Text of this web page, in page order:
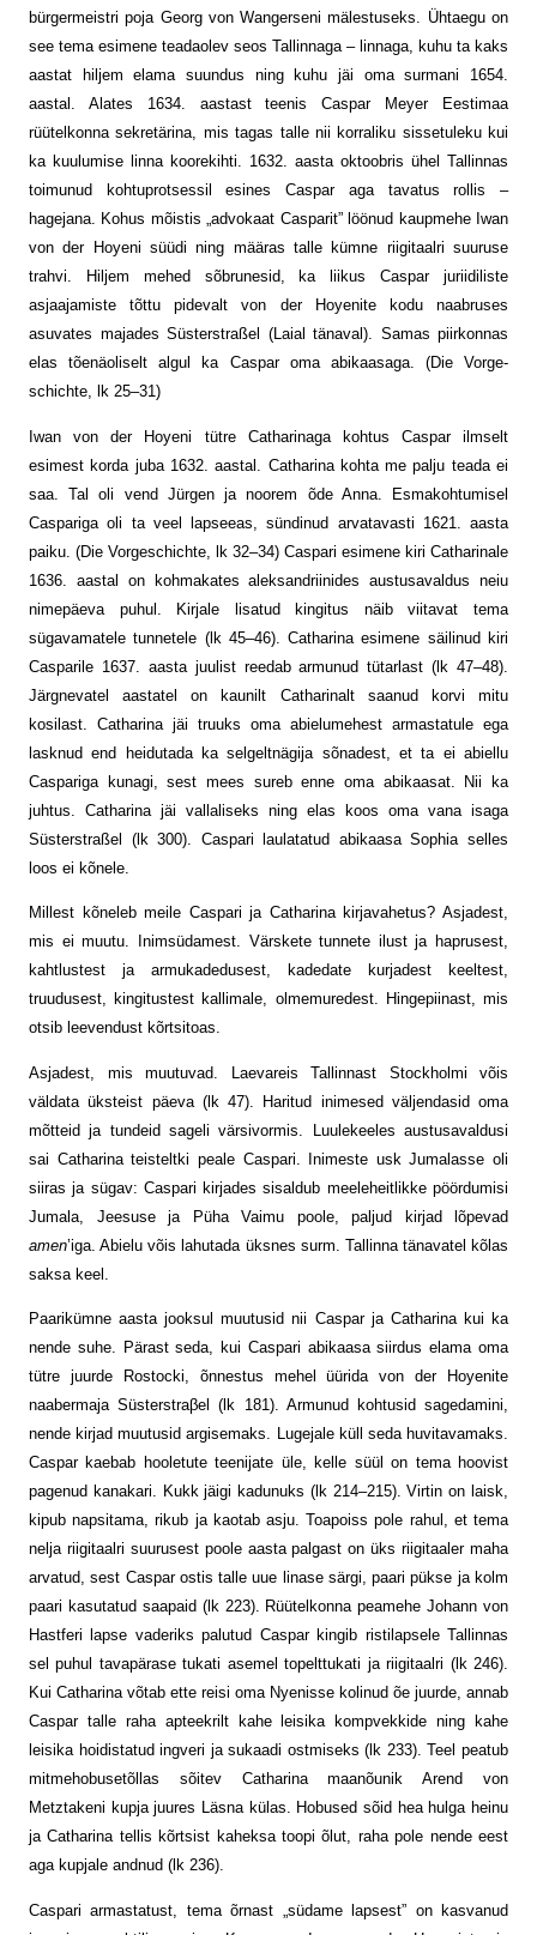
bürgermeistri poja Georg von Wangerseni mälestuseks. Ühtaegu on
see tema esimene teadaolev seos Tallinnaga – linnaga, kuhu ta kaks
aastat hiljem elama suundus ning kuhu jäi oma surmani 1654.
aastal. Alates 1634. aastast teenis Caspar Meyer Eestimaa
rüütelkonna sekretärina, mis tagas talle nii korraliku sissetuleku kui
ka kuulumise linna koorekihti. 1632. aasta oktoobris ühel Tallinnas
toimunud kohtuprotsessil esines Caspar aga tavatus rollis –
hagejana. Kohus mõistis „advokaat Casparit” löönud kaupmehe Iwan
von der Hoyeni süüdi ning määras talle kümne riigitaalri suuruse
trahvi. Hiljem mehed sõbrunesid, ka liikus Caspar juriidiliste
asjaajamiste tõttu pidevalt von der Hoyenite kodu naabruses
asuvates majades Süsterstraßel (Laial tänaval). Samas piirkonnas
elas tõenäoliselt algul ka Caspar oma abikaasaga. (Die Vorge­
schichte, lk 25–31)
Iwan von der Hoyeni tütre Catharinaga kohtus Caspar ilmselt
esimest korda juba 1632. aastal. Catharina kohta me palju teada ei
saa. Tal oli vend Jürgen ja noorem õde Anna. Esmakohtumisel
Caspariga oli ta veel lapseeas, sündinud arvatavasti 1621. aasta
paiku. (Die Vorgeschichte, lk 32–34) Caspari esimene kiri Catharinale
1636. aastal on kohmakates aleksandriinides austusavaldus neiu
nimepäeva puhul. Kirjale lisatud kingitus näib viitavat tema
sügavamatele tunnetele (lk 45–46). Catharina esimene säilinud kiri
Casparile 1637. aasta juulist reedab armunud tütarlast (lk 47–48).
Järgnevatel aastatel on kaunilt Catharinalt saanud korvi mitu
kosilast. Catharina jäi truuks oma abielumehest armastatule ega
lasknud end heidutada ka selgeltnägija sõnadest, et ta ei abiellu
Caspariga kunagi, sest mees sureb enne oma abikaasat. Nii ka
juhtus. Catharina jäi vallaliseks ning elas koos oma vana isaga
Süsterstraßel (lk 300). Caspari laulatatud abikaasa Sophia selles
loos ei kõnele.
Millest kõneleb meile Caspari ja Catharina kirjavahetus? Asjadest,
mis ei muutu. Inimsüdamest. Värskete tunnete ilust ja haprusest,
kahtlustest ja armukadedusest, kadedate kurjadest keeltest,
truudusest, kingitustest kallimale, olmemuredest. Hingepiinast, mis
otsib leevendust kõrtsitoas.
Asjadest, mis muutuvad. Laevareis Tallinnast Stockholmi võis
väldata üksteist päeva (lk 47). Haritud inimesed väljendasid oma
mõtteid ja tundeid sageli värsi­vormis. Luulekeeles austusavaldusi
sai Catharina teisteltki peale Caspari. Inimeste usk Jumalasse oli
siiras ja sügav: Caspari kirjades sisaldub meeleheitlikke pöördumisi
Jumala, Jeesuse ja Püha Vaimu poole, paljud kirjad lõpevad
amen’iga. Abielu võis lahutada üksnes surm. Tallinna tänavatel kõlas
saksa keel.
Paarikümne aasta jooksul muutusid nii Caspar ja Catharina kui ka
nende suhe. Pärast seda, kui Caspari abikaasa siirdus elama oma
tütre juurde Rostocki, õnnestus mehel üürida von der Hoyenite
naabermaja Süsterstraβel (lk 181). Armunud kohtusid sagedamini,
nende kirjad muutusid argisemaks. Lugejale küll seda huvitavamaks.
Caspar kaebab hooletute teenijate üle, kelle süül on tema hoovist
pagenud kanakari. Kukk jäigi kadunuks (lk 214–215). Virtin on laisk,
kipub napsitama, rikub ja kaotab asju. Toapoiss pole rahul, et tema
nelja riigitaalri suurusest poole aasta palgast on üks riigitaaler maha
arvatud, sest Caspar ostis talle uue linase särgi, paari pükse ja kolm
paari kasutatud saapaid (lk 223). Rüütelkonna peamehe Johann von
Hastferi lapse vaderiks palutud Caspar kingib ristilapsele Tallinnas
sel puhul tavapärase tukati asemel topelttukati ja riigitaalri (lk 246).
Kui Catharina võtab ette reisi oma Nyenisse kolinud õe juurde, annab
Caspar talle raha apteekrilt kahe leisika kompvekkide ning kahe
leisika hoidistatud ingveri ja sukaadi ostmiseks (lk 233). Teel peatub
mitmehobusetõllas sõitev ­Catharina maanõunik Arend von
Metztakeni kupja juures Läsna külas. Hobused sõid hea hulga heinu
ja Catharina tellis kõrtsist kaheksa toopi õlut, raha pole nende eest
aga kupjale andnud (lk 236).
Caspari armastatust, tema õrnast „südame lapsest” on kasvanud